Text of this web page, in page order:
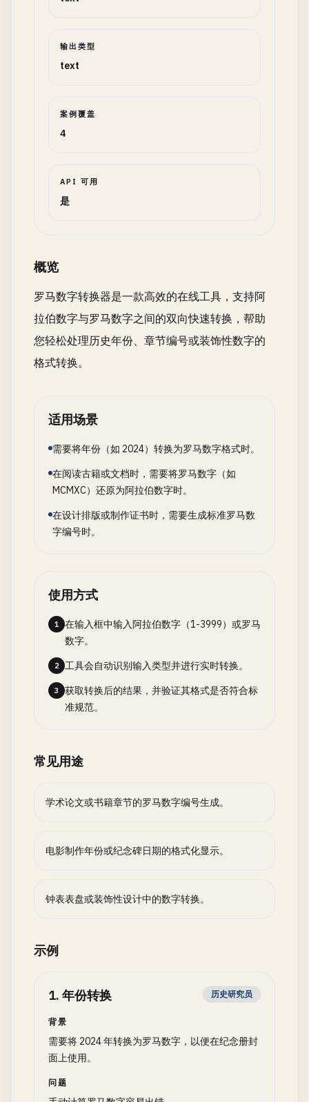
输出类型
text
案例覆盖
4
API 可用
是
概览
罗马数字转换器是一款高效的在线工具，支持阿
拉伯数字与罗马数字之间的双向快速转换，帮助
您轻松处理历史年份、章节编号或装饰性数字的
格式转换。
适用场景
需要将年份（如 2024）转换为罗马数字格式时。
在阅读古籍或文档时，需要将罗马数字（如
MCMXC）还原为阿拉伯数字时。
在设计排版或制作证书时，需要生成标准罗马数
字编号时。
使用方式
1
在输入框中输入阿拉伯数字（1-3999）或罗马
数字。
2 工具会自动识别输入类型并进行实时转换。
3
获取转换后的结果，并验证其格式是否符合标
准规范。
常见用途
学术论文或书籍章节的罗马数字编号生成。
电影制作年份或纪念碑日期的格式化显示。
钟表表盘或装饰性设计中的数字转换。
示例
1. 年份转换 历史研究员
背景
需要将 2024 年转换为罗马数字，以便在纪念册封
面上使用。
问题